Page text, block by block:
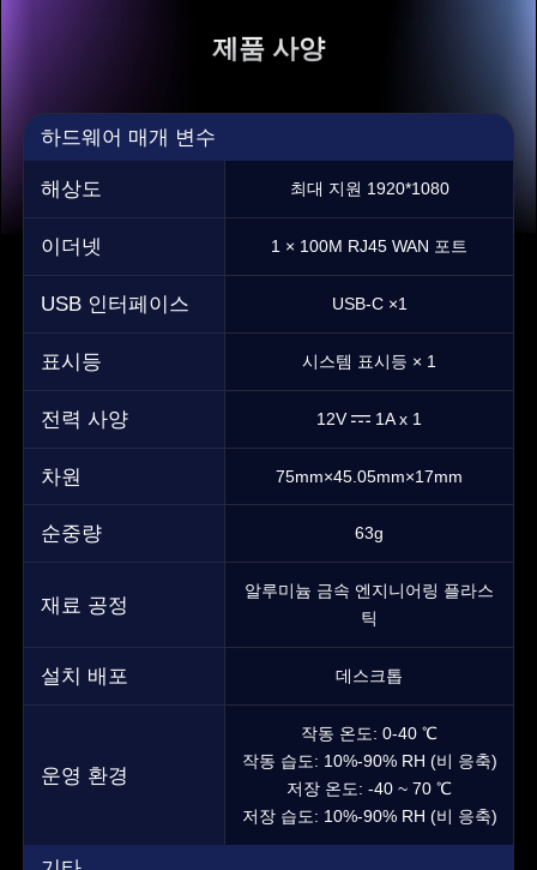
제품 사양
하드웨어 매개 변수
해상도 최대 지원 1920*1080
이더넷 1 × 100M RJ45 WAN 포트
USB 인터페이스 USB-C ×1
표시등 시스템 표시등 × 1
전력 사양 12V 1A x 1
차원 75mm×45.05mm×17mm
순중량 63g
재료 공정
알루미늄 금속 엔지니어링 플라스
틱
설치 배포 데스크톱
운영 환경
작동 온도: 0-40 ℃
작동 습도: 10%-90% RH (비 응축)
저장 온도: -40 ~ 70 ℃
저장 습도: 10%-90% RH (비 응축)